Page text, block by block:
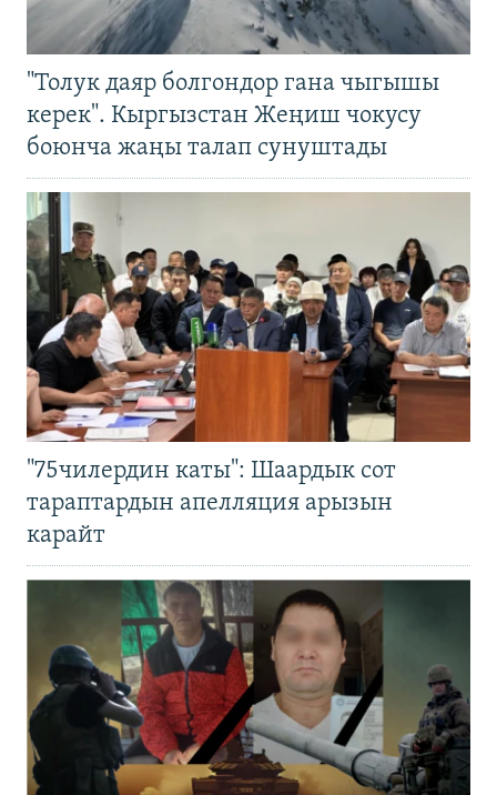
"Толук даяр болгондор гана чыгышы
керек". Кыргызстан Жеңиш чокусу
боюнча жаңы талап сунуштады
"75чилердин каты": Шаардык сот
тараптардын апелляция арызын
карайт